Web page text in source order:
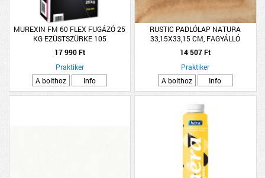
MUREXIN FM 60 FLEX FUGÁZÓ 25
KG EZÜSTSZÜRKE 105
17 990 Ft
Praktiker
A bolthoz
Info
RUSTIC PADLÓLAP NATURA
33,15X33,15 CM, FAGYÁLLÓ
1,32M2/CS
14 507 Ft
Praktiker
A bolthoz
Info